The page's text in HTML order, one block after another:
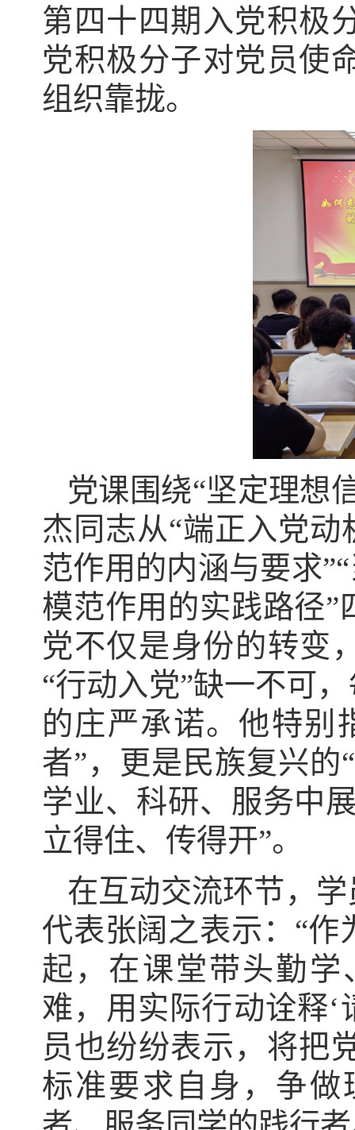
第四十四期入党积极
党积极分子对党员使
组织靠拢。
党课围绕“坚定理想
杰同志从“端正入党
范作用的内涵与要求
模范作用的实践路径
党不仅是身份的转变
“行动入党”缺一不可
的庄严承诺。他特别
者”，更是民族复兴的
学业、科研、服务中
立得住、传得开”。
在互动交流环节，
代表张阔之表示： “作
起，在课堂带头勤
难，用实际行动诠释‘
员也纷纷表示，将把
标准要求自身，争